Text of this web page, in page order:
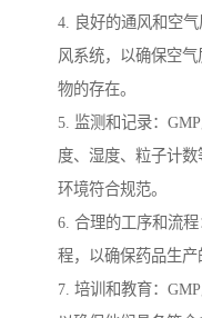
4. 良好的通风和空
风系统，以确保空
物的存在。
5. 监测和记录：
度、湿度、粒子计
环境符合规范。
6. 合理的工序和流
程，以确保药品生产
7. 培训和教育：